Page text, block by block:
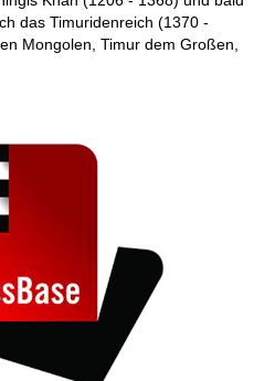
das Timuridenreich (1370 -
Mongolen, Timur dem Großen,